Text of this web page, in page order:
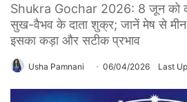
Shukra Gochar 2026: 8 जून को
सुख-वैभव के दाता शुक्र; जानें मेष से मीन
इसका कड़ा और सटीक प्रभाव
Usha Pamnani 06/04/2026 Last